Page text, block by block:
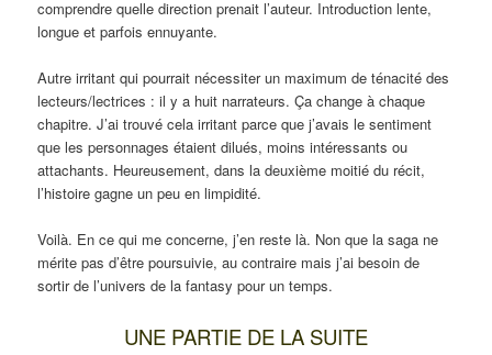
comprendre quelle direction prenait l’auteur. Introduction lente,
longue et parfois ennuyante.
Autre irritant qui pourrait nécessiter un maximum de ténacité des
lecteurs/lectrices : il y a huit narrateurs. Ça change à chaque
chapitre. J’ai trouvé cela irritant parce que j’avais le sentiment
que les personnages étaient dilués, moins intéressants ou
attachants. Heureusement, dans la deuxième moitié du récit,
l’histoire gagne un peu en limpidité.
Voilà. En ce qui me concerne, j’en reste là. Non que la saga ne
mérite pas d’être poursuivie, au contraire mais j’ai besoin de
sortir de l’univers de la fantasy pour un temps.
UNE PARTIE DE LA SUITE